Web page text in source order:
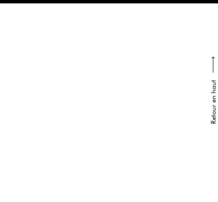
Retour en haut